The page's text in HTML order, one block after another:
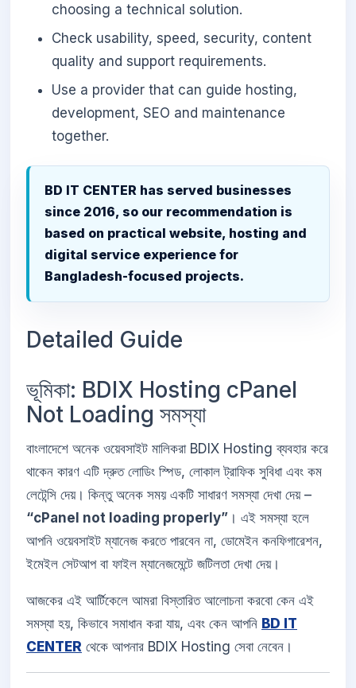
choosing a technical solution.
Check usability, speed, security, content
quality and support requirements.
Use a provider that can guide hosting,
development, SEO and maintenance
together.
BD IT CENTER has served businesses
since 2016, so our recommendation is
based on practical website, hosting and
digital service experience for
Bangladesh-focused projects.
Detailed Guide
ভূমিকা: BDIX Hosting cPanel
Not Loading সমস্যা
বাংলাদেশে অনেক ওয়েবসাইট মালিকরা BDIX Hosting ব্যবহার করে
থাকেন কারণ এটি দ্রুত লোডিং স্পিড, লোকাল ট্রাফিক সুবিধা এবং কম
লেটেন্সি দেয়। কিন্তু অনেক সময় একটি সাধারণ সমস্যা দেখা দেয় –
“cPanel not loading properly” । এই সমস্যা হলে
আপনি ওয়েবসাইট ম্যানেজ করতে পারবেন না, ডোমেইন কনফিগারেশন,
ইমেইল সেটআপ বা ফাইল ম্যানেজমেন্টে জটিলতা দেখা দেয়।
আজকের এই আর্টিকেলে আমরা বিস্তারিত আলোচনা করবো কেন এই
সমস্যা হয়, কিভাবে সমাধান করা যায়, এবং কেন আপনি BD IT
CENTER থেকে আপনার BDIX Hosting সেবা নেবেন।